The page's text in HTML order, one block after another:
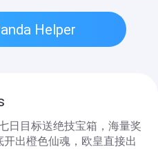
Helper
日目标送绝技宝箱，海量奖
出橙色仙魂，欧皇直接出